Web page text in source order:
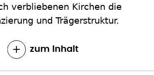
verbliebenen Kirchen die
und Trägerstruktur.
zum Inhalt